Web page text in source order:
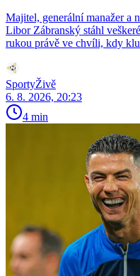
Majitel, generální manažer a
Libor Zábranský stáhl
rukou právě ve chvíli, kdy
SportyŽivě
6. 8. 2026, 20:23
4 min